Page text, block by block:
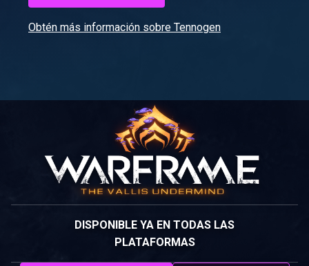
Obtén más información sobre Tennogen
DISPONIBLE YA EN TODAS LAS
PLATAFORMAS